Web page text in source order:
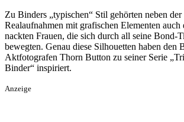
Zu Binders „typischen“ Stil gehörten neben
Realaufnahmen mit grafischen Elementen
nackten Frauen, die sich durch all seine Bond-
bewegten. Genau diese Silhouetten haben den
Aktfotografen Thorn Button zu seiner Serie
Binder“ inspiriert.
Anzeige